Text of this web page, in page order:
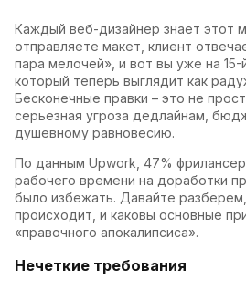
Каждый веб-дизайнер знает этот
отправляете макет, клиент
пара мелочей», и вот вы уже на 15-
который теперь выглядит как
Бесконечные правки – это не
серьезная угроза дедлайнам,
душевному равновесию.
По данным Upwork, 47%
рабочего времени на доработки
было избежать. Давайте
происходит, и каковы основные
«правочного апокалипсиса».
Нечеткие требования